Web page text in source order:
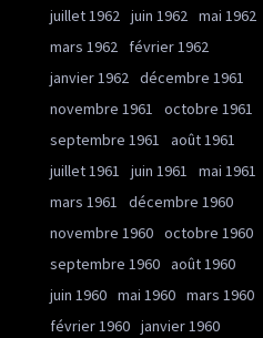
juillet 1962 juin 1962 mai 1962
mars 1962
février 1962
janvier 1962 décembre 1961
novembre 1961
octobre 1961
septembre 1961
août 1961
juillet 1961
juin 1961
mai 1961
mars 1961
décembre 1960
novembre 1960 octobre 1960
septembre 1960 août 1960
juin 1960 mai 1960 mars 1960
février 1960 janvier 1960